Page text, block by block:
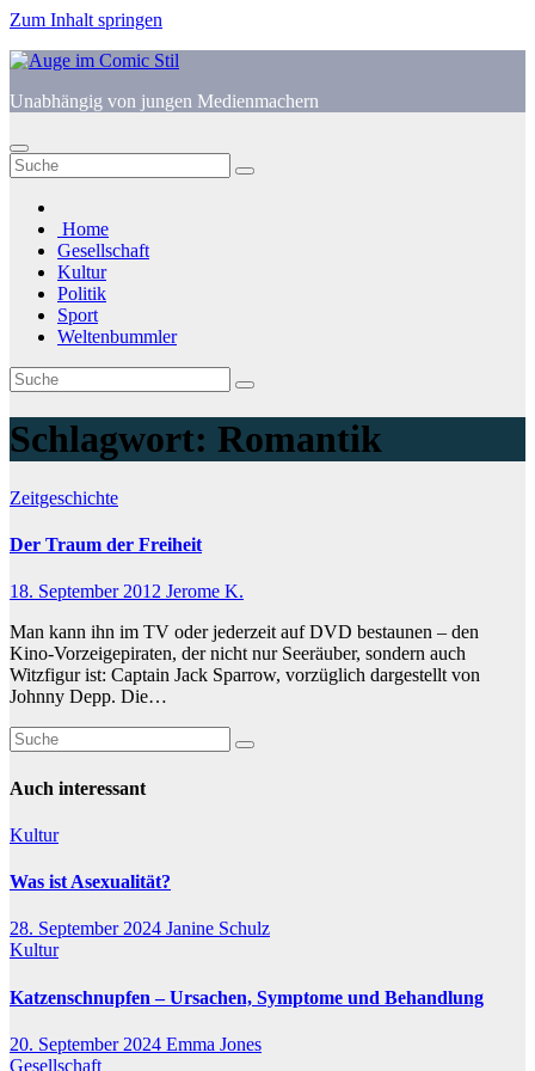
Zum Inhalt springen
Unabhängig von jungen Medienmachern
Home
Gesellschaft
Kultur
Politik
Sport
Weltenbummler
Schlagwort: Romantik
Zeitgeschichte
Der Traum der Freiheit
18. September 2012 Jerome K.
Man kann ihn im TV oder jederzeit auf DVD bestaunen – den
Kino-Vorzeigepiraten, der nicht nur Seeräuber, sondern auch
Witzfigur ist: Captain Jack Sparrow, vorzüglich dargestellt von
Johnny Depp. Die…
Auch interessant
Kultur
Was ist Asexualität?
28. September 2024 Janine Schulz
Kultur
Katzenschnupfen – Ursachen, Symptome und Behandlung
20. September 2024 Emma Jones
Gesellschaft